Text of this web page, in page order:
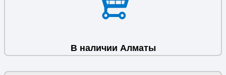
В наличии Алматы